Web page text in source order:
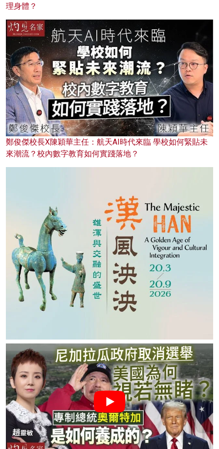
理身體？
鄭俊傑校長X陳穎華主任：航天AI時代來臨 學校如何緊貼未
來潮流？校內數字教育如何實踐落地？